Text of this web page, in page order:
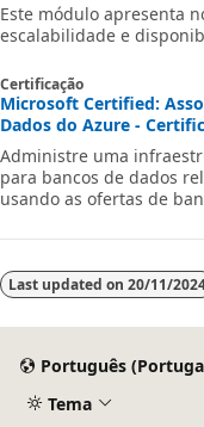
Este módulo apresenta
escalabilidade e
Certificação
Microsoft Certified:
Dados do Azure -
Administre uma
para bancos de dados
usando as ofertas de
Last updated on 20/11/
Português
Tema